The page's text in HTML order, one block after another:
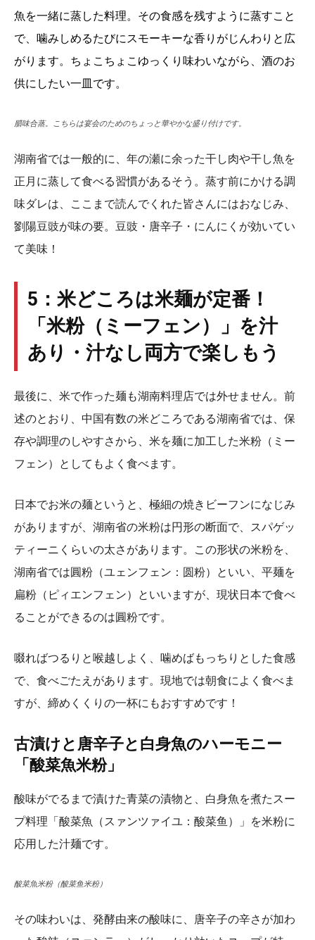
魚を一緒に蒸した料理。その食感を残すように蒸すこと
で、噛みしめるたびにスモーキーな香りがじんわりと広
がります。ちょこちょこゆっくり味わいながら、酒のお
供にしたい一皿です。
腊味合蒸。こちらは宴会のためのちょっと華やかな盛り付けです。
湖南省では一般的に、年の瀬に余った干し肉や干し魚を
正月に蒸して食べる習慣があるそう。蒸す前にかける調
味ダレは、ここまで読んでくれた皆さんにはおなじみ、
劉陽豆豉が味の要。豆豉・唐辛子・にんにくが効いてい
て美味！
5：米どころは米麺が定番！
「米粉（ミーフェン）」を汁
あり・汁なし両方で楽しもう
最後に、米で作った麺も湖南料理店では外せません。前
述のとおり、中国有数の米どころである湖南省では、保
存や調理のしやすさから、米を麺に加工した米粉（ミー
フェン）としてもよく食べます。
日本でお米の麺というと、極細の焼きビーフンになじみ
がありますが、湖南省の米粉は円形の断面で、スパゲッ
ティーニくらいの太さがあります。この形状の米粉を、
湖南省では圓粉（ユェンフェン：圆粉）といい、平麺を
扁粉（ピィエンフェン）といいますが、現状日本で食べ
ることができるのは圓粉です。
啜ればつるりと喉越しよく、噛めばもっちりとした食感
で、食べごたえがあります。現地では朝食によく食べま
すが、締めくくりの一杯にもおすすめです！
古漬けと唐辛子と白身魚のハーモニー
「酸菜魚米粉」
酸味がでるまで漬けた青菜の漬物と、白身魚を煮たスー
プ料理「酸菜魚（スァンツァイユ：酸菜鱼）」を米粉に
応用した汁麺です。
酸菜魚米粉（酸菜鱼米粉）
その味わいは、発酵由来の酸味に、唐辛子の辛さが加わ